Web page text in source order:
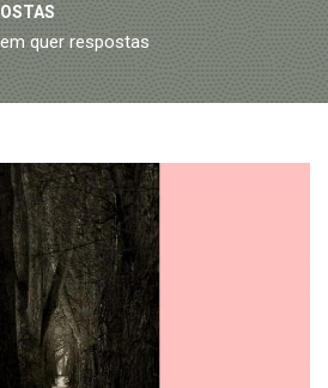
quer respostas